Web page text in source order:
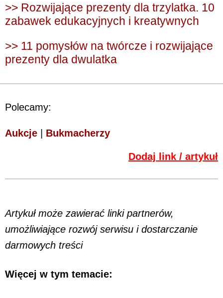
>> Rozwijające prezenty dla trzylatka. 10
zabawek edukacyjnych i kreatywnych
>> 11 pomysłów na twórcze i rozwijające
prezenty dla dwulatka
Polecamy:
Aukcje | Bukmacherzy
Dodaj link / artykuł
Artykuł może zawierać linki partnerów,
umożliwiające rozwój serwisu i dostarczanie
darmowych treści
Więcej w tym temacie: